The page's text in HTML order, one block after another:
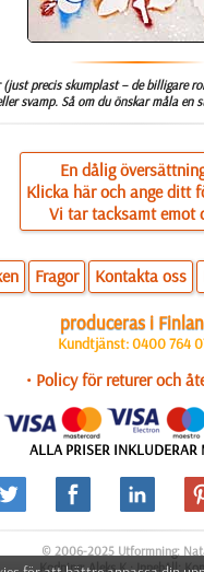
(just precis skumplast – de billigare
svamp. Så om du önskar måla
En dålig
Klicka här och ange ditt
Vi tar tacksamt emot
Fragor Kontakta oss
produceras i
Kundtjänst: 0400 764
• Policy för returer och
ALLA PRISER
© 2006-2025 Utformning:
Kodning: Aleks K.; Innehåll: